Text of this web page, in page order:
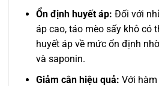
Ổn định huyết áp: Đối với
áp cao, táo mèo sấy khô có
huyết áp về mức ổn định
và saponin.
Giảm cân hiệu quả: Với